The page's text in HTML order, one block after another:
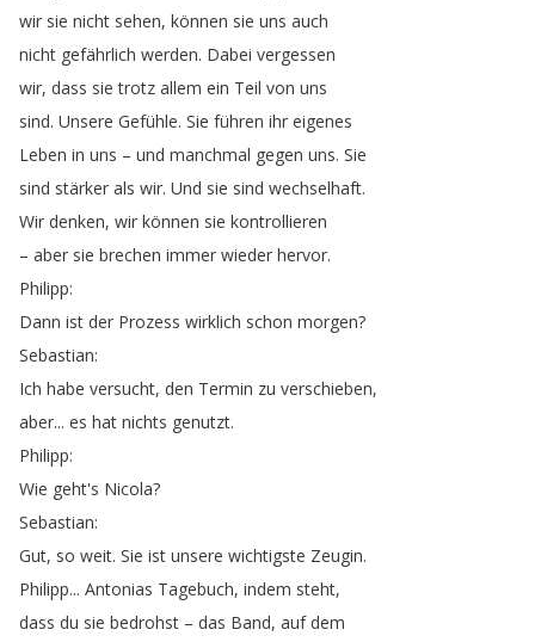
wir sie nicht sehen, können sie uns auch
nicht gefährlich werden. Dabei vergessen
wir, dass sie trotz allem ein Teil von uns
sind. Unsere Gefühle. Sie führen ihr eigenes
Leben in uns – und manchmal gegen uns. Sie
sind stärker als wir. Und sie sind wechselhaft.
Wir denken, wir können sie kontrollieren
– aber sie brechen immer wieder hervor.
Philipp:
Dann ist der Prozess wirklich schon morgen?
Sebastian:
Ich habe versucht, den Termin zu verschieben,
aber... es hat nichts genutzt.
Philipp:
Wie geht's Nicola?
Sebastian:
Gut, so weit. Sie ist unsere wichtigste Zeugin.
Philipp... Antonias Tagebuch, indem steht,
dass du sie bedrohst – das Band, auf dem